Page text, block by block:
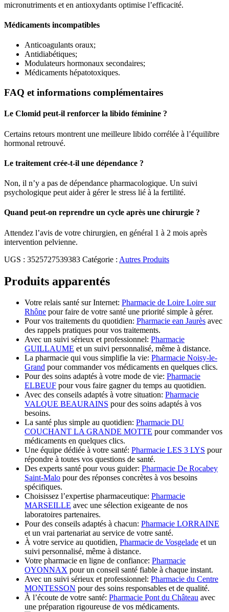
micronutriments et en antioxydants optimise l’efficacité.
Médicaments incompatibles
Anticoagulants oraux;
Antidiabétiques;
Modulateurs hormonaux secondaires;
Médicaments hépatotoxiques.
FAQ et informations complémentaires
Le Clomid peut-il renforcer la libido féminine ?
Certains retours montrent une meilleure libido corrélée à l’équilibre
hormonal retrouvé.
Le traitement crée-t-il une dépendance ?
Non, il n’y a pas de dépendance pharmacologique. Un suivi
psychologique peut aider à gérer le stress lié à la fertilité.
Quand peut-on reprendre un cycle après une chirurgie ?
Attendez l’avis de votre chirurgien, en général 1 à 2 mois après
intervention pelvienne.
UGS : 3525727539383 Catégorie : Autres Produits
Produits apparentés
Votre relais santé sur Internet: Pharmacie de Loire Loire sur
Rhône pour faire de votre santé une priorité simple à gérer.
Pour vos traitements du quotidien: Pharmacie ean Jaurès avec
des rappels pratiques pour vos traitements.
Avec un suivi sérieux et professionnel: Pharmacie
GUILLAUME et un suivi personnalisé, même à distance.
La pharmacie qui vous simplifie la vie: Pharmacie Noisy-le-
Grand pour commander vos médicaments en quelques clics.
Pour des soins adaptés à votre mode de vie: Pharmacie
ELBEUF pour vous faire gagner du temps au quotidien.
Avec des conseils adaptés à votre situation: Pharmacie
VALQUE BEAURAINS pour des soins adaptés à vos
besoins.
La santé plus simple au quotidien: Pharmacie DU
COUCHANT LA GRANDE MOTTE pour commander vos
médicaments en quelques clics.
Une équipe dédiée à votre santé: Pharmacie LES 3 LYS pour
répondre à toutes vos questions de santé.
Des experts santé pour vous guider: Pharmacie De Rocabey
Saint-Malo pour des réponses concrètes à vos besoins
spécifiques.
Choisissez l’expertise pharmaceutique: Pharmacie
MARSEILLE avec une sélection exigeante de nos
laboratoires partenaires.
Pour des conseils adaptés à chacun: Pharmacie LORRAINE
et un vrai partenariat au service de votre santé.
À votre service au quotidien, Pharmacie de Vosgelade et un
suivi personnalisé, même à distance.
Votre pharmacie en ligne de confiance: Pharmacie
OYONNAX pour un conseil santé fiable à chaque instant.
Avec un suivi sérieux et professionnel: Pharmacie du Centre
MONTESSON pour des soins responsables et de qualité.
À l’écoute de votre santé: Pharmacie Pont du Château avec
une préparation rigoureuse de vos médicaments.